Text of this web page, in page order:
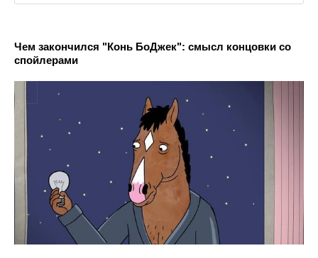
Чем закончился "Конь БоДжек": смысл концовки со
спойлерами